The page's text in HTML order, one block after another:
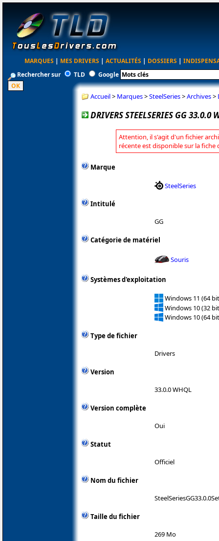
MARQUES | MES DRIVERS | ACTUALITÉS | DOSSIERS |
Rechercher sur
TLD Google
Accueil> Marques>SteelSeries>Archives>
DRIVERS STEELSERIES GG 33.0.0
Attention, il s'agit d'un fichier
récente est disponible sur la fiche
Marque
SteelSeries
Intitulé
GG
Catégorie de matériel
Souris
Systèmes d'exploitation
Windows 11 (64
Windows 10 (32
Windows 10 (64
Type de fichier
Drivers
Version
33.0.0 WHQL
Version complète
Oui
Statut
Officiel
Nom du fichier
Taille du fichier
269 Mo